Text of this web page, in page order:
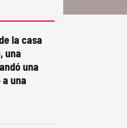
la casa
una
una
una